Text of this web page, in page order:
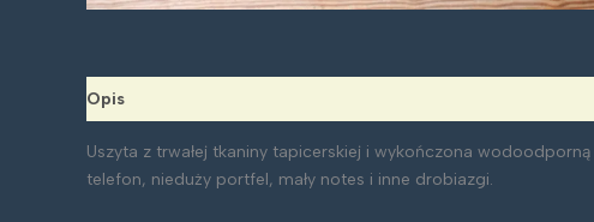
Opis
Uszyta z trwałej tkaniny tapicerskiej i wykończona
telefon, nieduży portfel, mały notes i inne drobiazgi.